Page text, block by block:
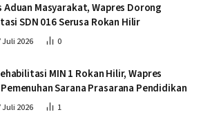
Aduan Masyarakat, Wapres Dorong
SDN 016 Serusa Rokan Hilir
2026 0
MIN 1 Rokan Hilir, Wapres
Sarana Prasarana Pendidikan
2026 1